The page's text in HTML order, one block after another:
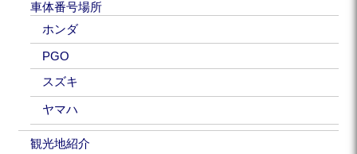
車体番号場所
ホンダ
PGO
スズキ
ヤマハ
観光地紹介